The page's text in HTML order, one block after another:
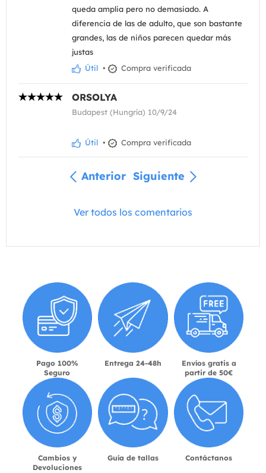
queda amplia pero no demasiado. A
diferencia de las de adulto, que son bastante
grandes, las de niños parecen quedar más
justas
Útil • Compra verificada
ORSOLYA
Budapest (Hungría) 10/9/24
Útil • Compra verificada
Anterior Siguiente
Ver todos los comentarios
Pago 100%
Seguro
Entrega 24-48h
Envíos gratis a
partir de 50€
Cambios y
Devoluciones
Guía de tallas Contáctanos